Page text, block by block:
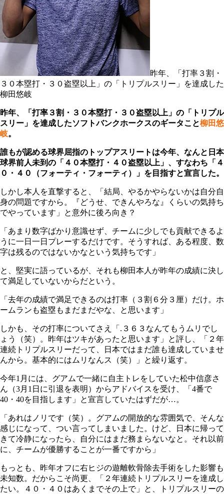
昨年、「打率３割・
３０本塁打・３０盗塁以上」の「トリプルスリー」を達成した
柳田悠岐
昨年、「打率３割・３０本塁打・３０盗塁以上」の「トリプル
スリー」を達成したソフトバンクホークスのギータこと柳田悠
岐。
誰もが認める球界屈指のトップアスリートは今年、なんと日本
球界前人未到の「４０本塁打・４０盗塁以上」、すなわち「４
０・４０（フォーティ・フォーティ）」を目指すと宣言した。
しかし本人を直撃すると、「結局、やるかやらないかは自分自
身の問題ですから。『どうせ、できんやろな』くらいの気持ち
でやっています」と意外に後ろ向き？
「あまり数字ばかり意識せず、チームに少しでも貢献できるよ
うに一日一日プレーするだけです。そうすれば、ある程度、数
字は残るのではないかなという気持ちです」
と、堅実に語っているが、それも柳田本人が昨年の成績に決し
て満足していないからだという。
「去年の成績で満足できるのは打率（３割６分３厘）だけ。ホ
ームランも盗塁もまだまだやな、と思います」
しかも、その打率についてさえ「.３６３なんてもうムリでし
ょう（笑）。昨年はツキがあったと思います」と評し、「２年
連続トリプルスリーだって、日本ではまだ誰も達成していませ
んから。基本的にはムリなんス（笑）」と繰り返す。
今年1月には、グアムで一緒に自主トレをしていた松中信彦さ
ん（3月1日に引退を表明）からアドバイスを受け、「4番で
40・40を目指します」と宣言していたはずだが…。
「あれはノリです（笑）。グアムの開放的な雰囲気で、そんな
感じになって、つい言ってしまいました。けど、日本に帰って
きて冷静になったら、自分にはまだ務まらないなと。それ以前
に、チームが優勝することが一番ですから」
もっとも、昨年オフに右ヒジの遊離軟骨除去手術をした影響も
未知数。だからこそ尚更、「２年連続トリプルスリーを達成し
たい。４０・４０はあくまでその上で」と、トリプルスリーの